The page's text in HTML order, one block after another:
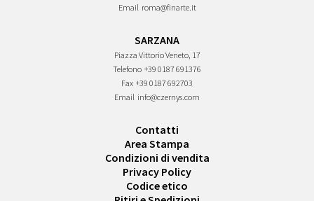
Email roma@finarte.it
SARZANA
Piazza Vittorio Veneto, 17
Telefono +39 0187 691376
Fax +39 0187 692703
Email info@czernys.com
Contatti
Area Stampa
Condizioni di vendita
Privacy Policy
Codice etico